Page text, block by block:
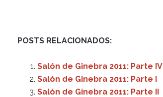
POSTS RELACIONADOS:
Salón de Ginebra 2011: Parte IV
Salón de Ginebra 2011: Parte I
Salón de Ginebra 2011: Parte II